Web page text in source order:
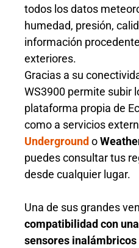
todos los datos
humedad, presión,
información
exteriores.
Gracias a su
WS3900 permite subir
plataforma propia de
como a servicios
Underground o
puedes consultar tus
desde cualquier lugar.
Una de sus grandes
compatibilidad con
sensores inalámbricos